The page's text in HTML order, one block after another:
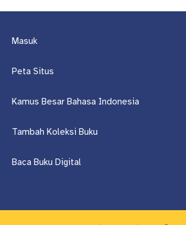
Masuk
Peta Situs
Kamus Besar Bahasa Indonesia
Tambah Koleksi Buku
Baca Buku Digital